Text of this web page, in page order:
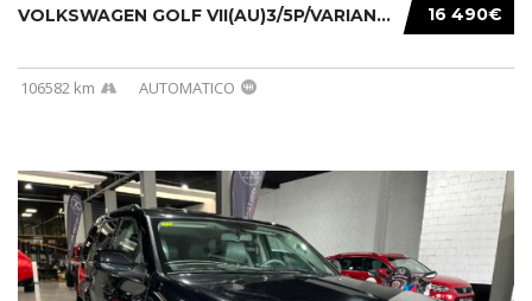
16 490€
VOLKSWAGEN GOLF VII(AU)3/5P/VARIANT(12-16 20...
106582 km AUTOMATICO